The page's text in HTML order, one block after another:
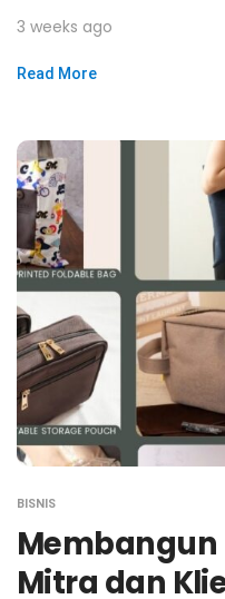
3 weeks ago
Read More
BISNIS
Mitra dan